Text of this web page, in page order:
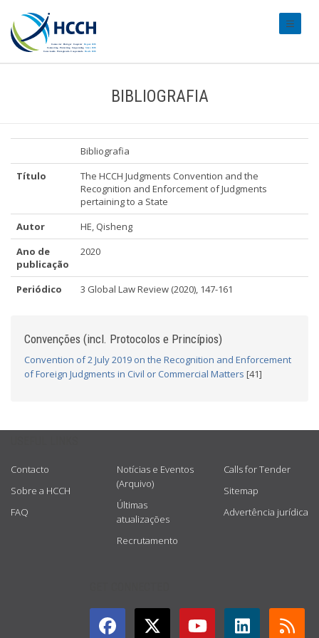
BIBLIOGRAFIA
Bibliografia
Título
The HCCH Judgments Convention and the
Recognition and Enforcement of Judgments
pertaining to a State
Autor
HE, Qisheng
Ano de
publicação
2020
Periódico 3 Global Law Review (2020), 147-161
Convenções (incl. Protocolos e Princípios)
Convention of 2 July 2019 on the Recognition and Enforcement
of Foreign Judgments in Civil or Commercial Matters [41]
Contacto
Sobre a HCCH
FAQ
Notícias e Eventos
(Arquivo)
Últimas
atualizações
Recrutamento
Calls for Tender
Sitemap
Advertência jurídica